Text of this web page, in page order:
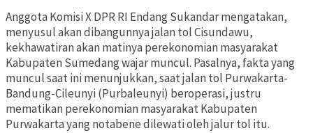
Anggota Komisi X DPR RI Endang Sukandar mengatakan,
menyusul akan dibangunnya jalan tol Cisundawu,
kekhawatiran akan matinya perekonomian masyarakat
Kabupaten Sumedang wajar muncul. Pasalnya, fakta yang
muncul saat ini menunjukkan, saat jalan tol Purwakarta-
Bandung-Cileunyi (Purbaleunyi) beroperasi, justru
mematikan perekonomian masyarakat Kabupaten
Purwakarta yang notabene dilewati oleh jalur tol itu.